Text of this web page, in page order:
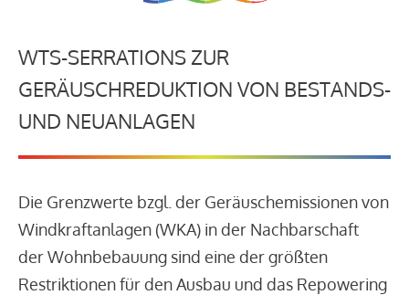
WTS-SERRATIONS ZUR
GERÄUSCHREDUKTION VON BESTANDS-
UND NEUANLAGEN
Die Grenzwerte bzgl. der Geräuschemissionen von
Windkraftanlagen (WKA) in der Nachbarschaft
der Wohnbebauung sind eine der größten
Restriktionen für den Ausbau und das Repowering